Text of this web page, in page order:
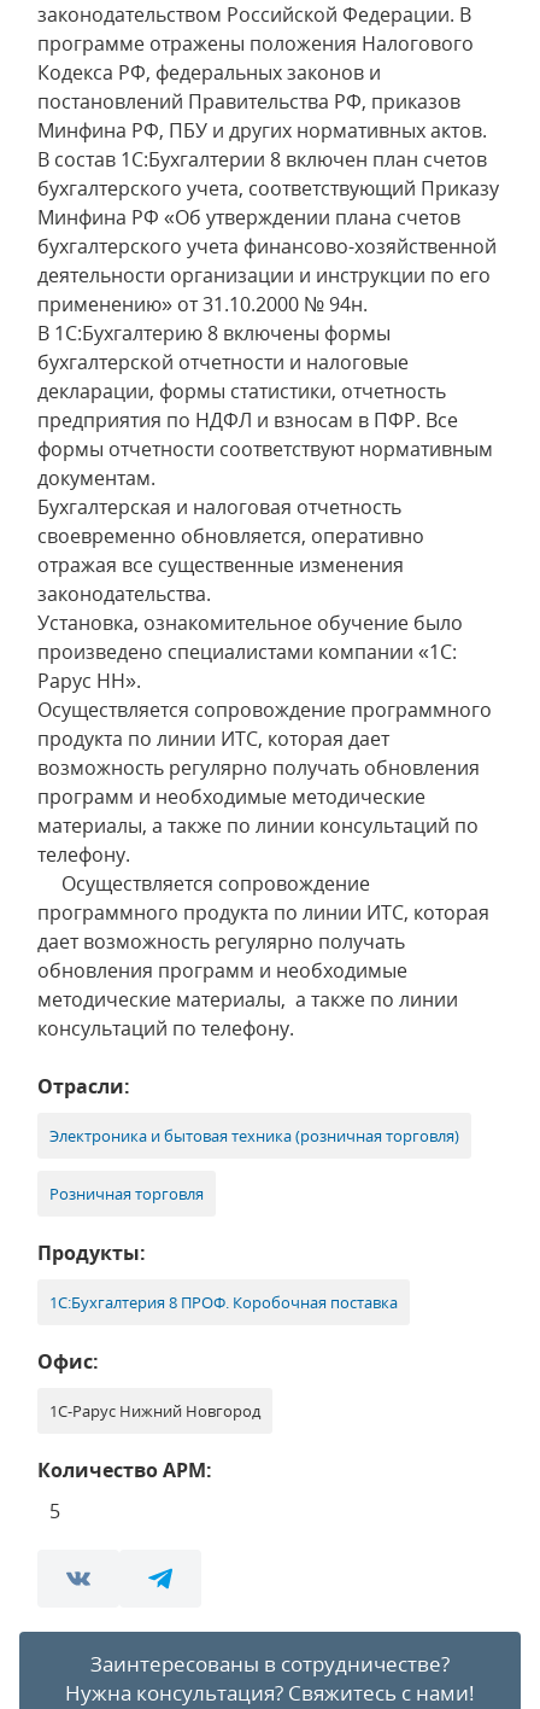
законодательством Российской Федерации. В
программе отражены положения Налогового
Кодекса РФ, федеральных законов и
постановлений Правительства РФ, приказов
Минфина РФ, ПБУ и других нормативных актов.
В состав 1С:Бухгалтерии 8 включен план счетов
бухгалтерского учета, соответствующий Приказу
Минфина РФ «Об утверждении плана счетов
бухгалтерского учета финансово-хозяйственной
деятельности организации и инструкции по его
применению» от 31.10.2000 № 94н.
В 1С:Бухгалтерию 8 включены формы
бухгалтерской отчетности и налоговые
декларации, формы статистики, отчетность
предприятия по НДФЛ и взносам в ПФР. Все
формы отчетности соответствуют нормативным
документам.
Бухгалтерская и налоговая отчетность
своевременно обновляется, оперативно
отражая все существенные изменения
законодательства.
Установка, ознакомительное обучение было
произведено специалистами компании «1С:
Рарус НН».
Осуществляется сопровождение программного
продукта по линии ИТС, которая дает
возможность регулярно получать обновления
программ и необходимые методические
материалы, а также по линии консультаций по
телефону.
Осуществляется сопровождение
программного продукта по линии ИТС, которая
дает возможность регулярно получать
обновления программ и необходимые
методические материалы, а также по линии
консультаций по телефону.
Отрасли:
Электроника и бытовая техника (розничная торговля)
Розничная торговля
Продукты:
1С:Бухгалтерия 8 ПРОФ. Коробочная поставка
Офис:
1С-Рарус Нижний Новгород
Количество АРМ:
5
Заинтересованы в сотрудничестве?
Нужна консультация? Свяжитесь с нами!